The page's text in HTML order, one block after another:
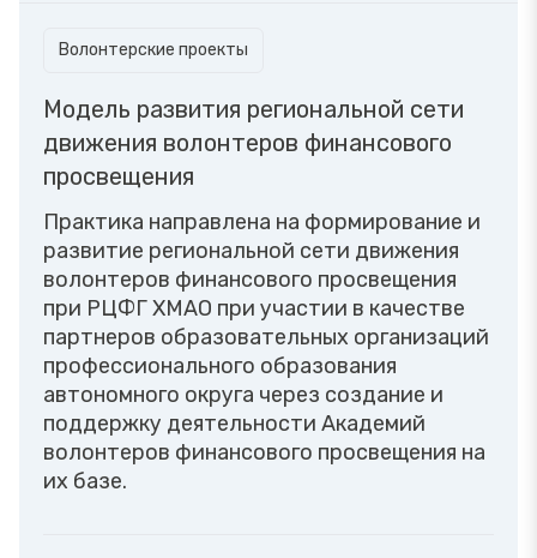
Волонтерские проекты
Модель развития региональной сети
движения волонтеров финансового
просвещения
Практика направлена на формирование и
развитие региональной сети движения
волонтеров финансового просвещения
при РЦФГ ХМАО при участии в качестве
партнеров образовательных организаций
профессионального образования
автономного округа через создание и
поддержку деятельности Академий
волонтеров финансового просвещения на
их базе.